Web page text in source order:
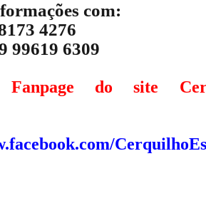
com:
4276
99619 6309
do site